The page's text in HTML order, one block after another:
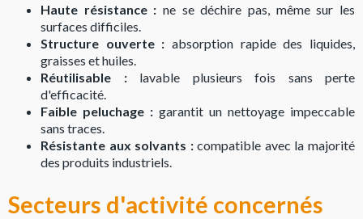
Haute résistance : ne se déchire pas, même sur les
surfaces difficiles.
Structure ouverte : absorption rapide des liquides,
graisses et huiles.
Réutilisable :lavable plusieurs fois sans perte
d'efficacité.
Faible peluchage : garantit un nettoyage impeccable
sans traces.
Résistante aux solvants :compatible avec la majorité
des produits industriels.
Secteurs d'activité concernés